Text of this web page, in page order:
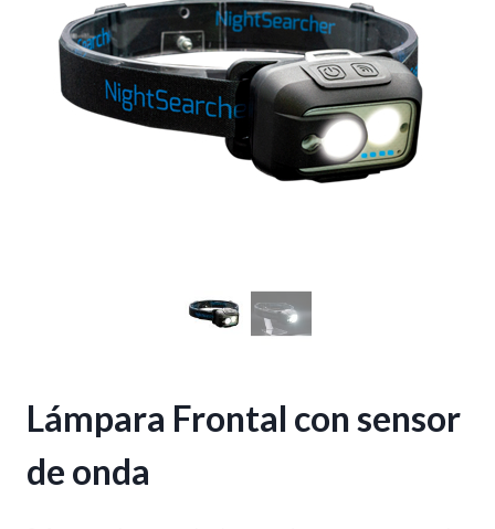
Lámpara Frontal con sensor
de onda